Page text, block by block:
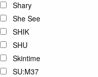
Shary
She See
SHIK
SHU
Skintime
SU:M37